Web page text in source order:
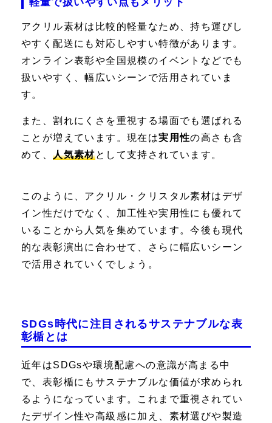
アクリル素材は比較的軽量なため、持ち運びし
やすく配送にも対応しやすい特徴があります。
オンライン表彰や全国規模のイベントなどでも
扱いやすく、幅広いシーンで活用されていま
す。
また、割れにくさを重視する場面でも選ばれる
ことが増えています。現在は実用性の高さも含
めて、人気素材として支持されています。
このように、アクリル・クリスタル素材はデザ
イン性だけでなく、加工性や実用性にも優れて
いることから人気を集めています。今後も現代
的な表彰演出に合わせて、さらに幅広いシーン
で活用されていくでしょう。
SDGs時代に注目されるサステナブルな表
彰楯とは
近年はSDGsや環境配慮への意識が高まる中
で、表彰楯にもサステナブルな価値が求められ
るようになっています。これまで重視されてい
たデザイン性や高級感に加え、素材選びや製造